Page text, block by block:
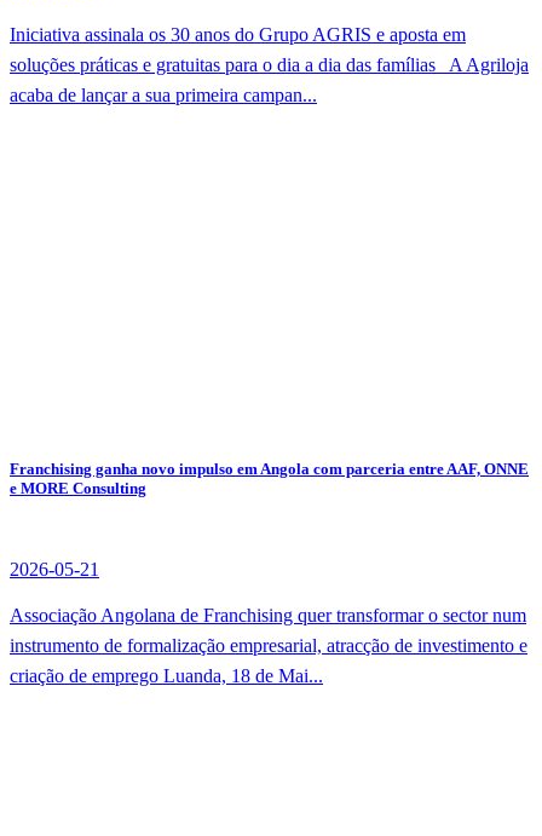
Iniciativa assinala os 30 anos do Grupo AGRIS e aposta em
soluções práticas e gratuitas para o dia a dia das famílias A Agriloja
acaba de lançar a sua primeira campan...
Franchising ganha novo impulso em Angola com parceria entre AAF, ONNE
e MORE Consulting
2026-05-21
Associação Angolana de Franchising quer transformar o sector num
instrumento de formalização empresarial, atracção de investimento e
criação de emprego Luanda, 18 de Mai...